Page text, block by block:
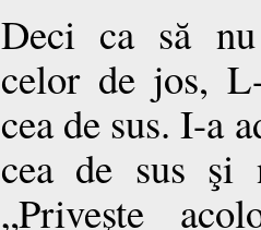
Deci ca să
celor de jos,
cea de sus. I-a
cea de sus şi
„Priveşte